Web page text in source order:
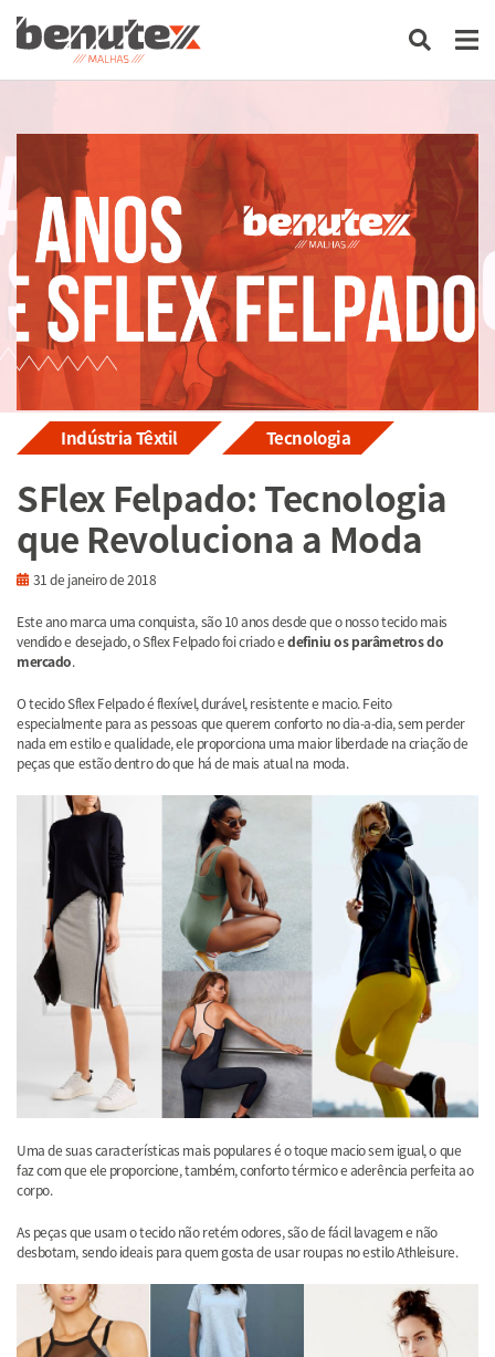
Indústria Têxtil Tecnologia
SFlex Felpado: Tecnologia
que Revoluciona a Moda
31 de janeiro de 2018
Este ano marca uma conquista, são 10 anos desde que o nosso tecido mais
vendido e desejado, o Sflex Felpado foi criado edefiniu os parâmetros do
mercado.
O tecido Sflex Felpado é flexível, durável, resistente e macio. Feito
especialmente para as pessoas que querem conforto no dia-a-dia, sem perder
nada em estilo e qualidade, ele proporciona uma maior liberdade na criação de
peças que estão dentro do que há de mais atual na moda.
Uma de suas características mais populares é o toque macio sem igual, o que
faz com que ele proporcione, também, conforto térmico e aderência perfeita ao
corpo.
As peças que usam o tecido não retém odores, são de fácil lavagem e não
desbotam, sendo ideais para quem gosta de usar roupas no estilo Athleisure.